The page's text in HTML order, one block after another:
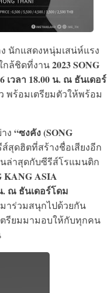
นักแสดงหนุ่มเสน่ห์แรง
กล้ชิดที่งาน2023 SONG
วลา 18.00 น. ณ ธันเดอร์
ร้อมเตรียมตัวให้พร้อม
ง “ซงคัง (SONG
ส์สุดฮิตที่สร้างชื่อเสียงอีก
นล่าสุดกับซีรีส์โรแมนติก
KANG ASIA
. ณ ธันเดอร์โดม
าร่วมสนุกไปด้วยกัน
ตรียมมามอบให้กับทุกคน